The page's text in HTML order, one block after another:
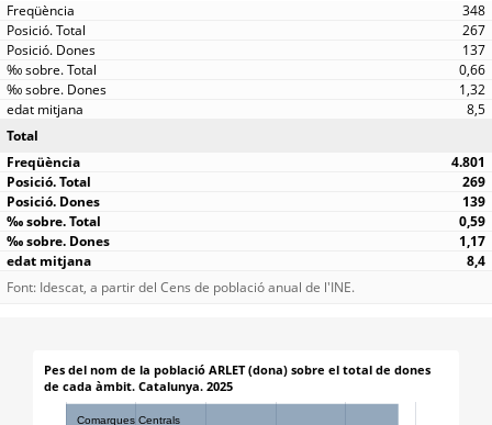
348
267
137
0,66
1,32
8,5
Total
4.801
269
139
0,59
1,17
8,4
Font: Idescat, a partir del Cens de població anual de l'INE.